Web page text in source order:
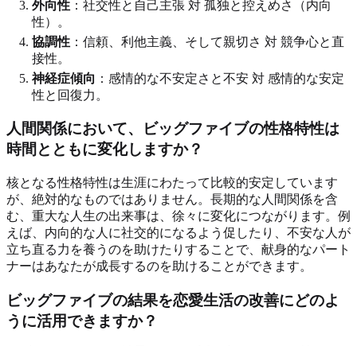
外向性 ：社交性と自己主張 対 孤独と控えめさ（内向
性）。
協調性 ：信頼、利他主義、そして親切さ 対 競争心と直
接性。
神経症傾向 ：感情的な不安定さと不安 対 感情的な安定
性と回復力。
人間関係において、ビッグファイブの性格特性は
時間とともに変化しますか？
核となる性格特性は生涯にわたって比較的安定しています
が、絶対的なものではありません。長期的な人間関係を含
む、重大な人生の出来事は、徐々に変化につながります。例
えば、内向的な人に社交的になるよう促したり、不安な人が
立ち直る力を養うのを助けたりすることで、献身的なパート
ナーはあなたが成長するのを助けることができます。
ビッグファイブの結果を恋愛生活の改善にどのよ
うに活用できますか？